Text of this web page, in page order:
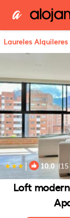
Laureles Alquileres
| 10.0(15
Loft